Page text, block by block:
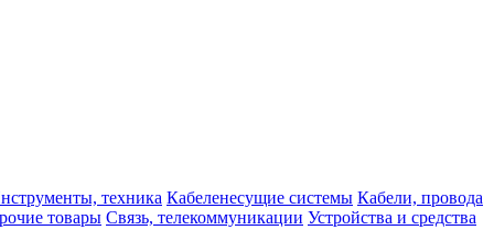
техника Кабеленесущие системы Кабели, провода
товары Связь, телекоммуникации Устройства и средства